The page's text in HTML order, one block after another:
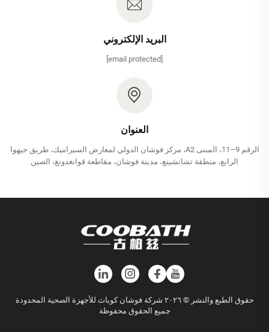
البريد الإلكتروني
[email protected]
العنوان
الرقم 9–11، المبنى A2، مركز فوشان الدولي لمعارض السيراميك، طريق جيهوا
الرابع، منطقة تشانشينغ، مدينة فوشان، مقاطعة قوانغدونغ، الصين
حقوق الطبع والنشر © ٢٠٢٦ شركة فوشان كوباث للأجهزة الصحية المحدودة
جميع الحقوق محفوظة